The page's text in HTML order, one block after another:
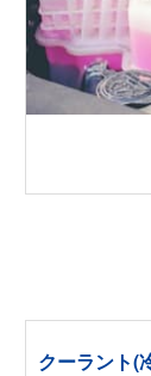
クーラント(